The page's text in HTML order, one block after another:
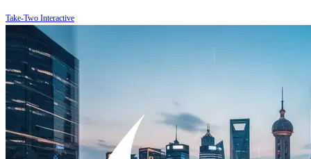
Take-Two Interactive